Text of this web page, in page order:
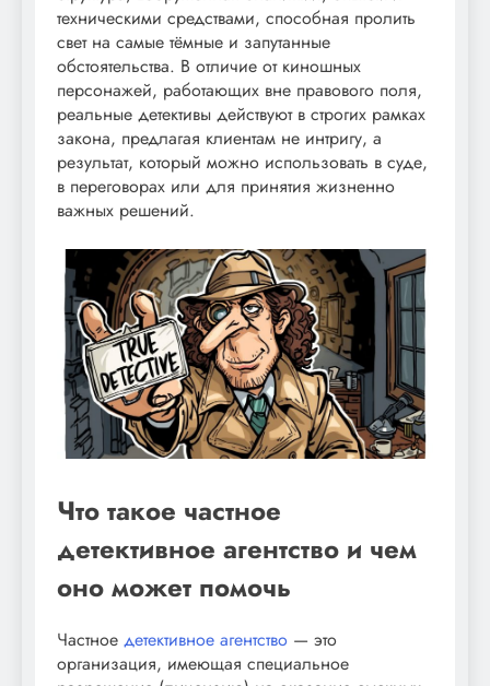
техническими средствами, способная пролить
свет на самые тёмные и запутанные
обстоятельства. В отличие от киношных
персонажей, работающих вне правового поля,
реальные детективы действуют в строгих рамках
закона, предлагая клиентам не интригу, а
результат, который можно использовать в суде,
в переговорах или для принятия жизненно
важных решений.
Что такое частное
детективное агентство и чем
оно может помочь
Частное детективное агентство — это
организация, имеющая специальное